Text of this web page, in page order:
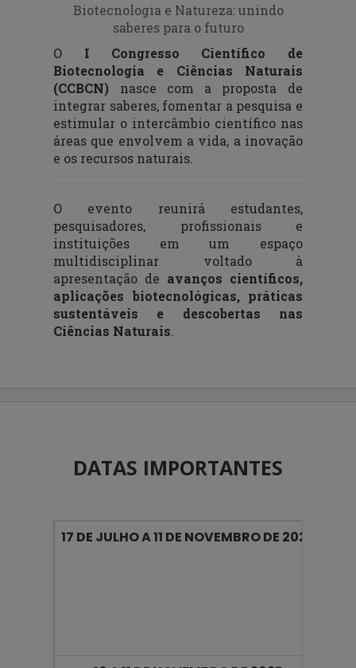
Biotecnologia e Natureza: unindo
saberes para o futuro
O I Congresso Científico de
Biotecnologia e Ciências Naturais
(CCBCN) nasce com a proposta de
integrar saberes, fomentar a pesquisa e
estimular o intercâmbio científico nas
áreas que envolvem a vida, a inovação
e os recursos naturais.
O evento reunirá estudantes,
pesquisadores, profissionais e
instituições em um espaço
multidisciplinar voltado à
apresentação de avanços científicos,
aplicações biotecnológicas, práticas
sustentáveis e descobertas nas
Ciências Naturais.
DATAS IMPORTANTES
17 DE JULHO A 11 DE NOVEMBRO DE 2025